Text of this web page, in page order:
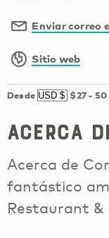
Enviar correo
Sitio web
Desde $27- 50
Acerca
Acerca de
fantástico
Restaurant &